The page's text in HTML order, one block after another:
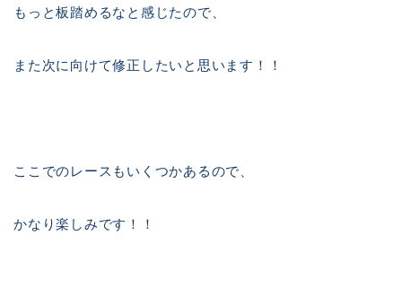
もっと板踏めるなと感じたので、
また次に向けて修正したいと思います！！
ここでのレースもいくつかあるので、
かなり楽しみです！！